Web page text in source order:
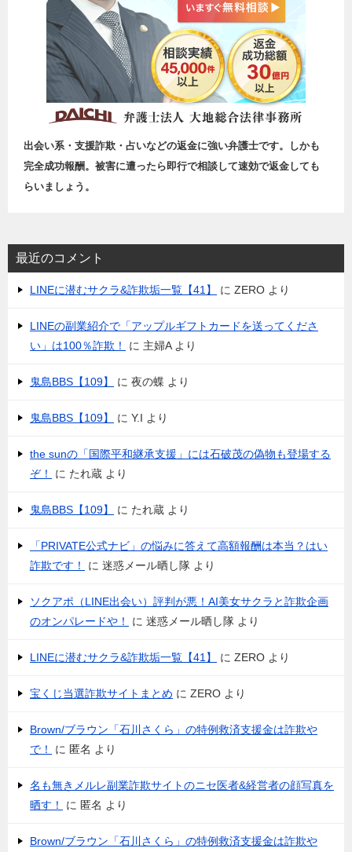
出会い系・支援詐欺・占いなどの返金に強い弁護士です。しかも
完全成功報酬。被害に遭ったら即行で相談して速効で返金しても
らいましょう。
最近のコメント
LINEに潜むサクラ&詐欺垢一覧【41】 に ZERO より
LINEの副業紹介で「アップルギフトカードを送ってくださ
い」は100％詐欺！
に 主婦Aより
鬼島BBS【109】 に 夜の蝶 より
鬼島BBS【109】 に Y.I より
the sunの「国際平和継承支援」には石破茂の偽物も登場する
ぞ！
に たれ蔵 より
鬼島BBS【109】 に たれ蔵 より
「PRIVATE公式ナビ」の悩みに答えて高額報酬は本当？はい
詐欺です！
に 迷惑メール晒し隊 より
ソクアポ（LINE出会い）評判が悪！AI美女サクラと詐欺企画
のオンパレードや！
に 迷惑メール晒し隊 より
LINEに潜むサクラ&詐欺垢一覧【41】 に ZERO より
宝くじ当選詐欺サイトまとめ に ZERO より
Brown/ブラウン「石川さくら」の特例救済支援金は詐欺や
で！
に 匿名 より
名も無きメルレ副業詐欺サイトのニセ医者&経営者の顔写真を
晒す！
に 匿名 より
Brown/ブラウン「石川さくら」の特例救済支援金は詐欺や